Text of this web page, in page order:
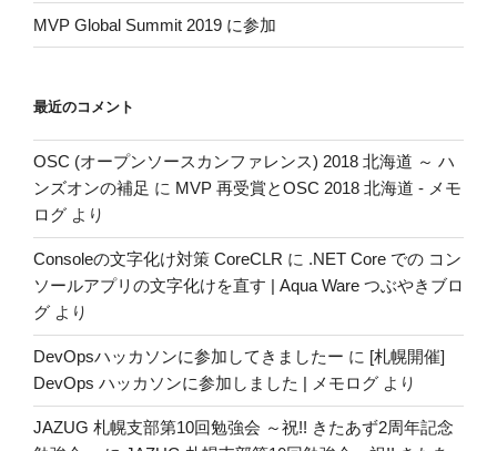
MVP Global Summit 2019 に参加
最近のコメント
OSC (オープンソースカンファレンス) 2018 北海道 ～ ハ
ンズオンの補足 に MVP 再受賞とOSC 2018 北海道 - メモ
ログ より
Consoleの文字化け対策 CoreCLR に .NET Core での コン
ソールアプリの文字化けを直す | Aqua Ware つぶやきブロ
グ より
DevOpsハッカソンに参加してきましたー に [札幌開催]
DevOps ハッカソンに参加しました | メモログ より
JAZUG 札幌支部第10回勉強会 ～祝!! きたあず2周年記念